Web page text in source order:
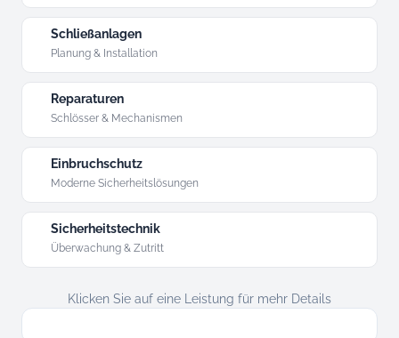
Schließanlagen
Planung & Installation
Reparaturen
Schlösser & Mechanismen
Einbruchschutz
Moderne Sicherheitslösungen
Sicherheitstechnik
Überwachung & Zutritt
Klicken Sie auf eine Leistung für mehr Details